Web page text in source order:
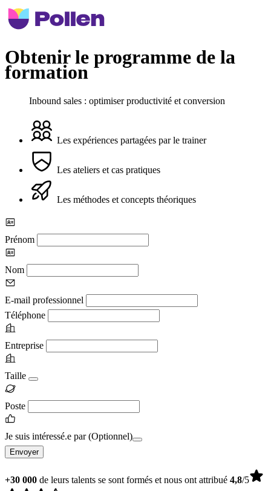
Obtenir le programme de la
formation
Inbound sales : optimiser productivité et conversion
Les expériences partagées par le trainer
Les ateliers et cas pratiques
Les méthodes et concepts théoriques
Prénom
Nom
E-mail professionnel
Téléphone
Entreprise
Taille
Poste
Je suis intéressé.e par(Optionnel)
Envoyer
+30 000 de leurs talents se sont formés et nous ont attribué 4,8/5